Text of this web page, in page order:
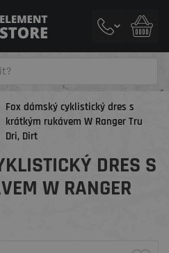
Fox dámský cyklistický dres s
krátkým rukávem W Ranger Tru
Dri, Dirt
DRES S
W RANGER